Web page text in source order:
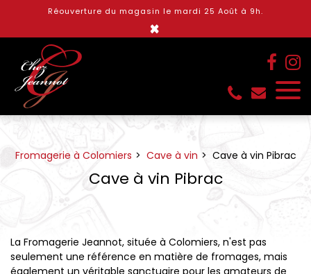
Réouverture du magasin le mardi 25 Août à 9h.
×
Fromagerie à Colomiers Cave à vin Cave à vin Pibrac
Cave à vin Pibrac
La Fromagerie Jeannot, située à Colomiers, n'est pas
seulement une référence en matière de fromages, mais
également un véritable sanctuaire pour les amateurs de
Panneau de gestion des cookies